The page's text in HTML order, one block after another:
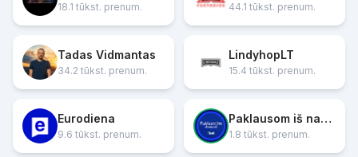
18.1 tūkst. prenum. 44.1 tūkst. prenum.
Tadas Vidmantas
34.2 tūkst. prenum.
LindyhopLT
15.4 tūkst. prenum.
Eurodiena
9.6 tūkst. prenum.
Paklausom iš naujo
1.8 tūkst. prenum.